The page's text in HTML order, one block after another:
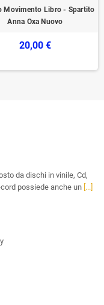
Movimento Libro - Spartito
Anna Oxa Nuovo
20,00 €
da dischi in vinile, Cd,
possiede anche un [...]